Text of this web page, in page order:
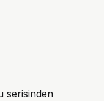
serisinden